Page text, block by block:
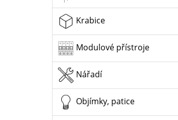
Krabice
Modulové přístroje
Nářadí
Objímky, patice